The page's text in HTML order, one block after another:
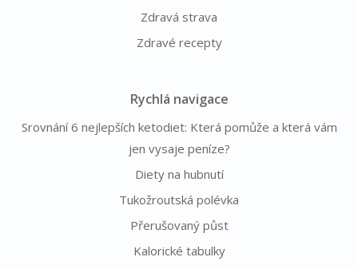
Zdravá strava
Zdravé recepty
Rychlá navigace
Srovnání 6 nejlepších ketodiet: Která pomůže a která vám
jen vysaje peníze?
Diety na hubnutí
Tukožroutská polévka
Přerušovaný půst
Kalorické tabulky